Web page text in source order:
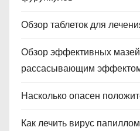
Обзор таблеток для
Обзор эффективных
рассасывающим
Насколько опасен
Как лечить вирус